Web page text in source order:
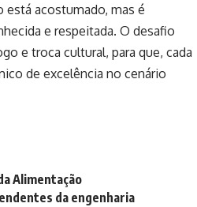
está acostumado, mas é
e respeitada. O desafio
e troca cultural, para que, cada
de excelência no cenário
Alimentação
da engenharia